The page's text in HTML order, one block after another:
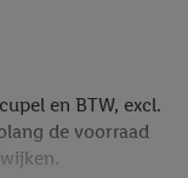
en BTW, excl.
de voorraad